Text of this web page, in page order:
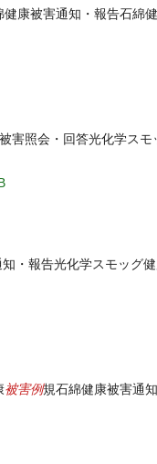
健康被害通知・報告石綿
害照会・回答光化学スモ
・報告光化学スモッグ
被害例規石綿健康被害通